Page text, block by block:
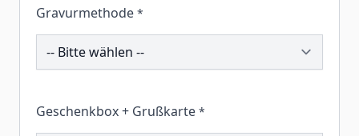
Gravurmethode *
190719
Geschenkbox + Grußkarte *